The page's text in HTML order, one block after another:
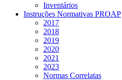
Inventários
Instruções Normativas PROAP
2017
2018
2019
2020
2021
2023
Normas Correlatas